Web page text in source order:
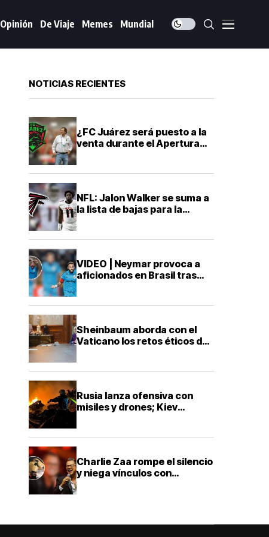
Opinión De Viaje Memes Mundial
NOTICIAS RECIENTES
¿FC Juárez será puesto a la
venta durante el Apertura
NFL: Jalon Walker se suma a
la lista de bajas para la
VIDEO | Neymar provoca a
aficionados en Brasil tras
Sheinbaum aborda con el
Vaticano los retos éticos de
Rusia lanza ofensiva con
misiles y drones; Kiev
Charlie Zaa rompe el silencio
y niega vínculos con